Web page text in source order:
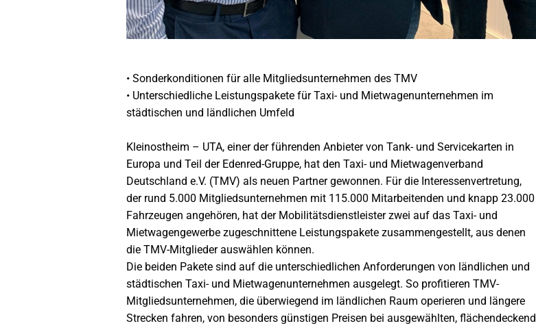
• Sonderkonditionen für alle Mitgliedsunternehmen des TMV
• Unterschiedliche Leistungspakete für Taxi- und Mietwagenunternehmen im
städtischen und ländlichen Umfeld
Kleinostheim – UTA, einer der führenden Anbieter von Tank- und Servicekarten in
Europa und Teil der Edenred-Gruppe, hat den Taxi- und Mietwagenverband
Deutschland e.V. (TMV) als neuen Partner gewonnen. Für die Interessenvertretung,
der rund 5.000 Mitgliedsunternehmen mit 115.000 Mitarbeitenden und knapp 23.000
Fahrzeugen angehören, hat der Mobilitätsdienstleister zwei auf das Taxi- und
Mietwagengewerbe zugeschnittene Leistungspakete zusammengestellt, aus denen
die TMV-Mitglieder auswählen können.
Die beiden Pakete sind auf die unterschiedlichen Anforderungen von ländlichen und
städtischen Taxi- und Mietwagenunternehmen ausgelegt. So profitieren TMV-
Mitgliedsunternehmen, die überwiegend im ländlichen Raum operieren und längere
Strecken fahren, von besonders günstigen Preisen bei ausgewählten, flächendeckend